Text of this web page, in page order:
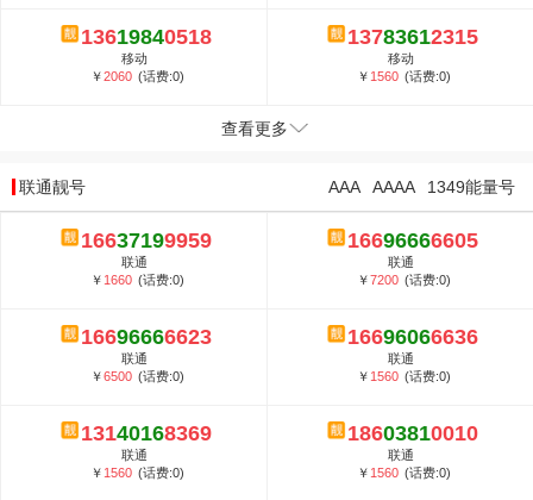
13619840518
移动
￥2060 (话费:0)
13783612315
移动
￥ 1560 (话费:0)
查看更多
联通靓号 1349能量号
AAAA
AAA
16637199959
联通
￥ 1660 (话费:0)
16696666605
联通
￥7200 (话费:0)
16696666623
联通
￥6500 (话费:0)
16696066636
联通
￥ 1560 (话费:0)
13140168369
联通
￥ 1560 (话费:0)
18603810010
联通
￥ 1560 (话费:0)